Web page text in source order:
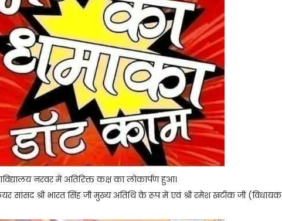
नरवर में अतिरिक्त कक्ष का लोकार्पण हुआ।
सांसद श्री भारत सिंह जी मुख्य अतिथि के रूप में एवं श्री रमेश खटीक जी (विधायक